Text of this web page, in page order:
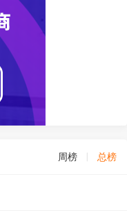
周榜 总榜